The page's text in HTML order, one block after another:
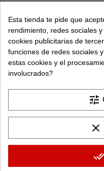
Privacidad y
Esta tienda te pide que
rendimiento, redes sociales
cookies publicitarias de
funciones de redes sociales
estas cookies y el
involucrados?
tune
clear